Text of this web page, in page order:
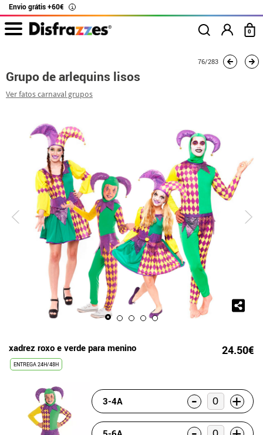
Envio grátis +60€ i
0
76/283
Grupo de arlequins lisos
Ver fatos carnaval grupos
xadrez roxo e verde para menino 24.50€
ENTREGA 24H/48H
3-4A - +